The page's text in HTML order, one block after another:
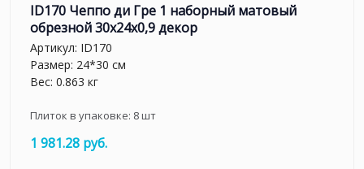
ID170 Чеппо ди Гре 1 наборный матовый
обрезной 30x24x0,9 декор
Артикул: ID170
Размер: 24*30 см
Вес: 0.863 кг
Плиток в упаковке: 8шт
1 981.28 руб.